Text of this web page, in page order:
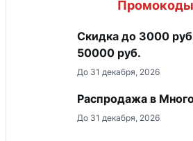
Промокоды
Скидка до 3000
50000 руб.
До 31 декабря, 2026
Распродажа в
До 31 декабря, 2026